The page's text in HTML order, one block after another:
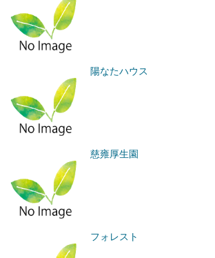
陽なたハウス
慈雍厚生園
フォレスト